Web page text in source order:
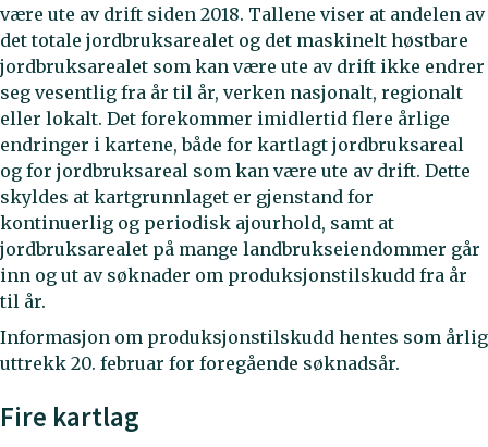
være ute av drift siden 2018. Tallene viser at andelen av
det totale jordbruksarealet og det maskinelt høstbare
jordbruksarealet som kan være ute av drift ikke endrer
seg vesentlig fra år til år, verken nasjonalt, regionalt
eller lokalt. Det forekommer imidlertid flere årlige
endringer i kartene, både for kartlagt jordbruksareal
og for jordbruksareal som kan være ute av drift. Dette
skyldes at kartgrunnlaget er gjenstand for
kontinuerlig og periodisk ajourhold, samt at
jordbruksarealet på mange landbrukseiendommer går
inn og ut av søknader om produksjonstilskudd fra år
til år.
Informasjon om produksjonstilskudd hentes som årlig
uttrekk 20. februar for foregående søknadsår.
Fire kartlag